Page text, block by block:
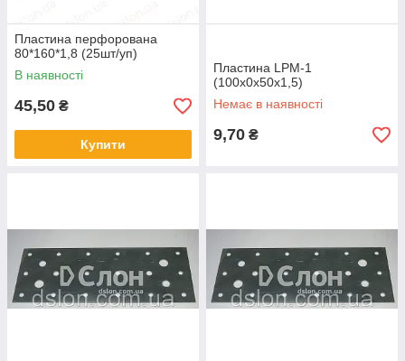
Пластина перфорована
80*160*1,8 (25шт/уп)
В наявності
45,50 ₴
Купити
Пластина LPМ-1
(100х0х50х1,5)
Немає в наявності
9,70 ₴